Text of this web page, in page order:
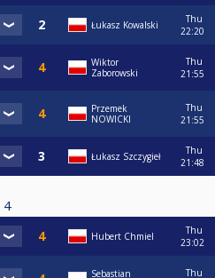
Łukasz Kowalski
Thu
22:20
Wiktor
Zaborowski
Thu
21:55
Przemek
NOWICKI
Thu
21:55
Łukasz Szczygieł
Thu
21:48
4
Hubert Chmiel
Thu
23:02
Sebastian
Thu